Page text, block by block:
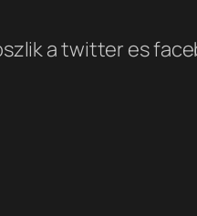
a twitter es